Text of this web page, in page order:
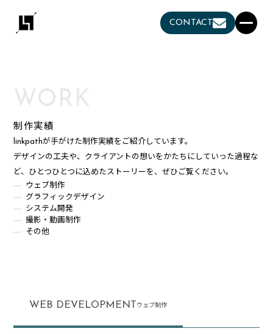
CONTACT
制作実績
WORK
linkpathが手がけた制作実績をご紹介しています。
デザインの工夫や、クライアントの想いをかたちにしていった過程な
ど、ひとつひとつに込めたストーリーを、ぜひご覧ください。
ウェブ制作
グラフィックデザイン
システム開発
撮影・動画制作
その他
WEB DEVELOPMENT ウェブ制作